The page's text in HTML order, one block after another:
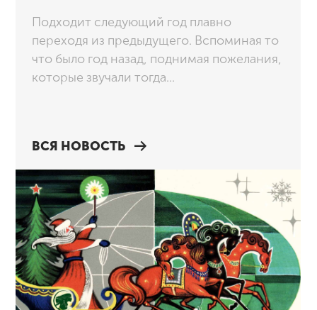
Подходит следующий год плавно
переходя из предыдущего. Вспоминая то
что было год назад, поднимая пожелания,
которые звучали тогда...
ВСЯ НОВОСТЬ